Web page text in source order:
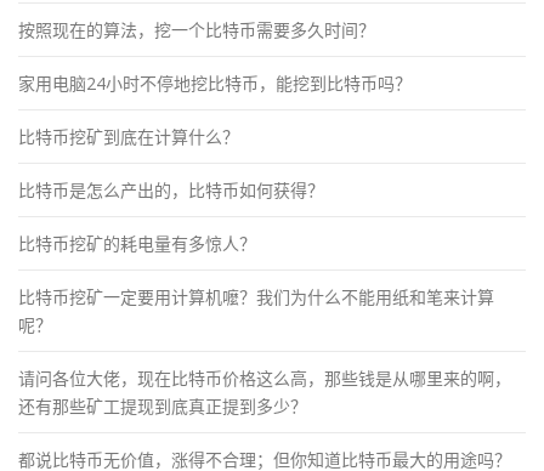
按照现在的算法，挖一个比特币需要多久时间？
家用电脑24小时不停地挖比特币，能挖到比特币吗？
比特币挖矿到底在计算什么？
比特币是怎么产出的，比特币如何获得？
比特币挖矿的耗电量有多惊人？
比特币挖矿一定要用计算机嚒？我们为什么不能用纸和笔来计算
呢？
请问各位大佬，现在比特币价格这么高，那些钱是从哪里来的啊，
还有那些矿工提现到底真正提到多少？
都说比特币无价值，涨得不合理；但你知道比特币最大的用途吗？